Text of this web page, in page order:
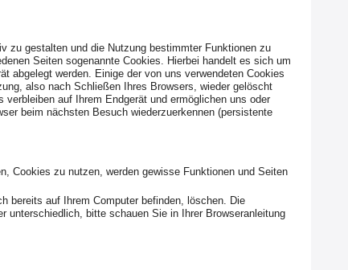
zu gestalten und die Nutzung bestimmter Funktionen zu
Seiten sogenannte Cookies. Hierbei handelt es sich um
abgelegt werden. Einige der von uns verwendeten Cookies
also nach Schließen Ihres Browsers, wieder gelöscht
auf Ihrem Endgerät und ermöglichen uns oder
beim nächsten Besuch wiederzuerkennen (persistente
Cookies zu nutzen, werden gewisse Funktionen und Seiten
bereits auf Ihrem Computer befinden, löschen. Die
unterschiedlich, bitte schauen Sie in Ihrer Browseranleitung